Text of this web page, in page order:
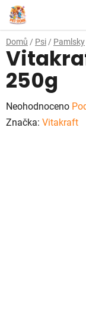
Přejít
na
obsah
Domů / Psi / Pamlsky
250g
Průměrné
hodnocení
Neohodnoceno
Značka: Vitakraft